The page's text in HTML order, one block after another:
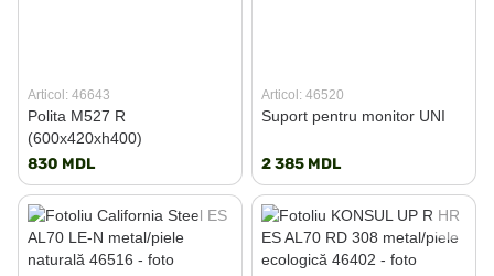
Articol: 46643
Polita M527 R
(600x420xh400)
830 MDL
Articol: 46520
Suport pentru monitor UNI
2 385 MDL